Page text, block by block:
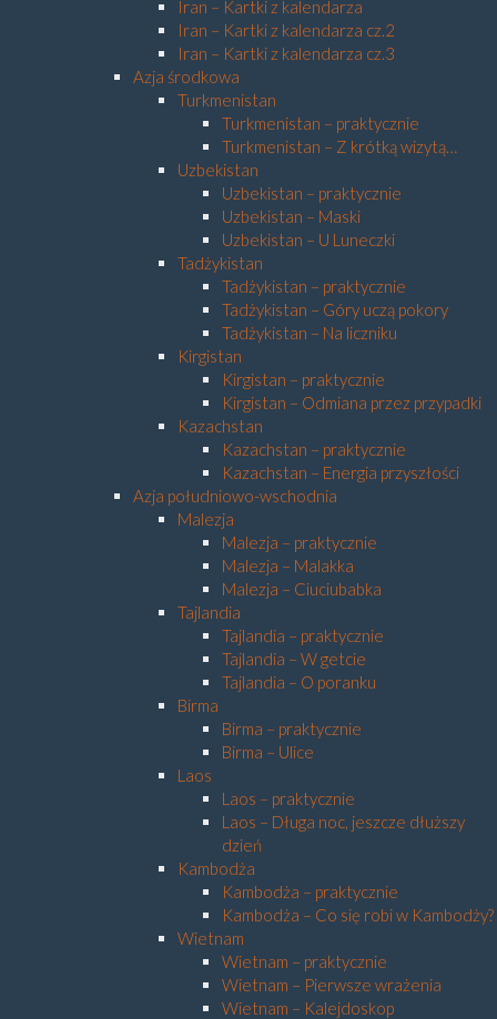
Iran – Kartki z kalendarza
Iran – Kartki z kalendarza cz.2
Iran – Kartki z kalendarza cz.3
Azja środkowa
Turkmenistan
Turkmenistan – praktycznie
Turkmenistan – Z krótką wizytą…
Uzbekistan
Uzbekistan – praktycznie
Uzbekistan – Maski
Uzbekistan – U Luneczki
Tadżykistan
Tadżykistan – praktycznie
Tadżykistan – Góry uczą pokory
Tadżykistan – Na liczniku
Kirgistan
Kirgistan – praktycznie
Kirgistan – Odmiana przez przypadki
Kazachstan
Kazachstan – praktycznie
Kazachstan – Energia przyszłości
Azja południowo-wschodnia
Malezja
Malezja – praktycznie
Malezja – Malakka
Malezja – Ciuciubabka
Tajlandia
Tajlandia – praktycznie
Tajlandia – W getcie
Tajlandia – O poranku
Birma
Birma – praktycznie
Birma – Ulice
Laos
Laos – praktycznie
Laos – Długa noc, jeszcze dłuższy
dzień
Kambodża
Kambodża – praktycznie
Kambodża – Co się robi w Kambodży?
Wietnam
Wietnam – praktycznie
Wietnam – Pierwsze wrażenia
Wietnam – Kalejdoskop